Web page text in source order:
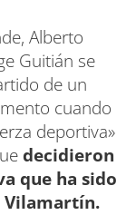
Alberto
Guitián se
de un
cuando
deportiva»
decidieron
que ha sido
Vilamartín.